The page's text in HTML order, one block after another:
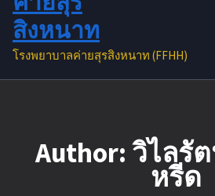
โรงพยาบาลค่ายสุรสิงหนาท (FFHH)
Author: วิไลรั
หรีด